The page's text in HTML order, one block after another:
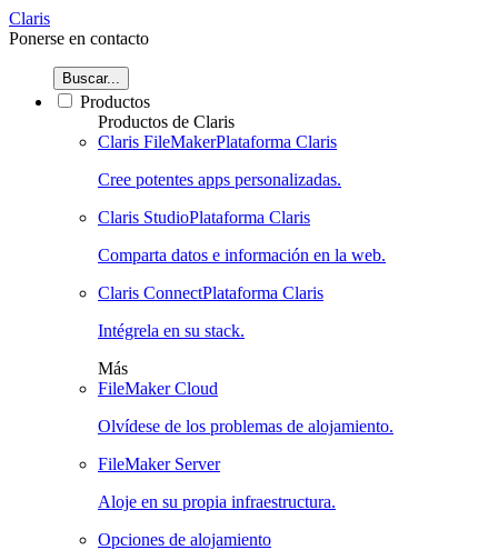
Claris
Ponerse en contacto
Buscar...
Productos
Productos de Claris
Claris FileMakerPlataforma Claris
Cree potentes apps personalizadas.
Claris StudioPlataforma Claris
Comparta datos e información en la web.
Claris ConnectPlataforma Claris
Intégrela en su stack.
Más
FileMaker Cloud
Olvídese de los problemas de alojamiento.
FileMaker Server
Aloje en su propia infraestructura.
Opciones de alojamiento